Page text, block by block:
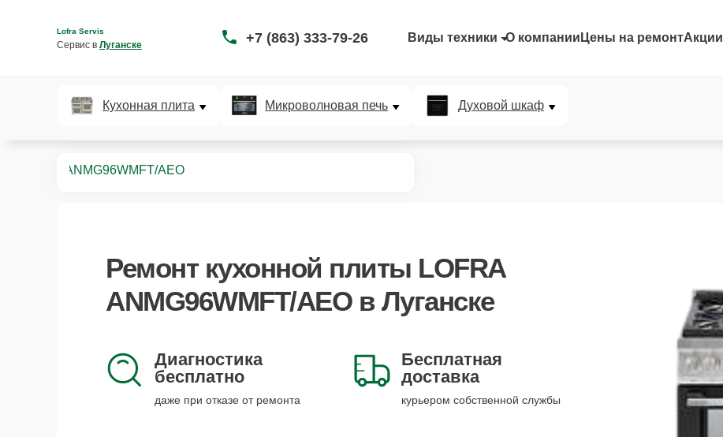
Lofra Servis
Сервис в Луганске +7 (863) 333-79-26 Виды техники О компании Цены на ремонтАкции
Кухонная плита Микроволновая печь Духовой шкаф
ANMG96WMFT/AEO
Ремонт кухонной плиты LOFRA
ANMG96WMFT/AEOв Луганске
Диагностика
бесплатно
даже при отказе от ремонта
Бесплатная
доставка
курьером собственной службы